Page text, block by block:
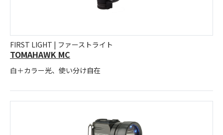
FIRST LIGHT | ファーストライト
TOMAHAWK MC
白＋カラー光、使い分け自在